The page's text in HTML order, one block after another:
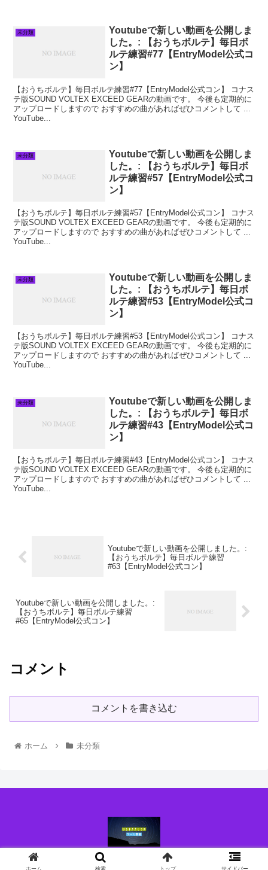
未分類
Youtubeで新しい動画を公開しま
した。: 【おうちボルテ】毎日ボ
ルテ練習#77【EntryModel公式コ
ン】
【おうちボルテ】毎日ボルテ練習#77【EntryModel公式コン】 コナス
テ版SOUND VOLTEX EXCEED GEARの動画です。 今後も定期的に
アップロードしますので おすすめの曲があればぜひコメントして ...
YouTube...
未分類
Youtubeで新しい動画を公開しま
した。: 【おうちボルテ】毎日ボ
ルテ練習#57【EntryModel公式コ
ン】
【おうちボルテ】毎日ボルテ練習#57【EntryModel公式コン】 コナス
テ版SOUND VOLTEX EXCEED GEARの動画です。 今後も定期的に
アップロードしますので おすすめの曲があればぜひコメントして ...
YouTube...
未分類
Youtubeで新しい動画を公開しま
した。: 【おうちボルテ】毎日ボ
ルテ練習#53【EntryModel公式コ
ン】
【おうちボルテ】毎日ボルテ練習#53【EntryModel公式コン】 コナス
テ版SOUND VOLTEX EXCEED GEARの動画です。 今後も定期的に
アップロードしますので おすすめの曲があればぜひコメントして ...
YouTube...
未分類
Youtubeで新しい動画を公開しま
した。: 【おうちボルテ】毎日ボ
ルテ練習#43【EntryModel公式コ
ン】
【おうちボルテ】毎日ボルテ練習#43【EntryModel公式コン】 コナス
テ版SOUND VOLTEX EXCEED GEARの動画です。 今後も定期的に
アップロードしますので おすすめの曲があればぜひコメントして ...
YouTube...
Youtubeで新しい動画を公開しました。:
【おうちボルテ】毎日ボルテ練習
#63【EntryModel公式コン】
Youtubeで新しい動画を公開しました。:
【おうちボルテ】毎日ボルテ練習
#65【EntryModel公式コン】
コメント
コメントを書き込む
ホーム 未分類
© 2021 はるまきさとうのブログ.
ホーム 検索 トップ サイドバー